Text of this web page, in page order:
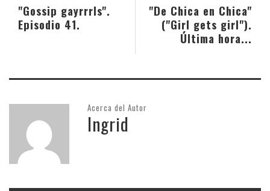
"De Chica en Chica"
("Girl gets girl").
Última hora...
"Gossip gayrrrls".
Episodio 41.
Acerca del Autor
Ingrid